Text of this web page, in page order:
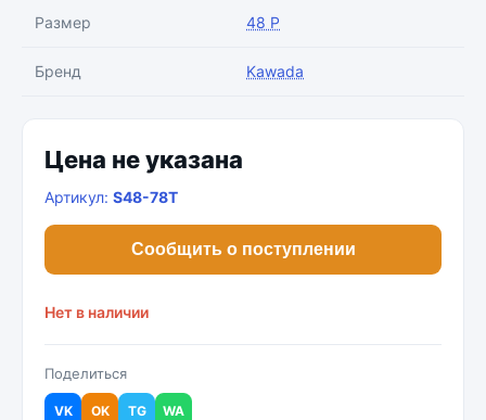
Размер 48 P
Бренд Kawada
Цена не указана
Артикул: S48-78T
Сообщить о поступлении
Нет в наличии
Поделиться
VK OK TG WA